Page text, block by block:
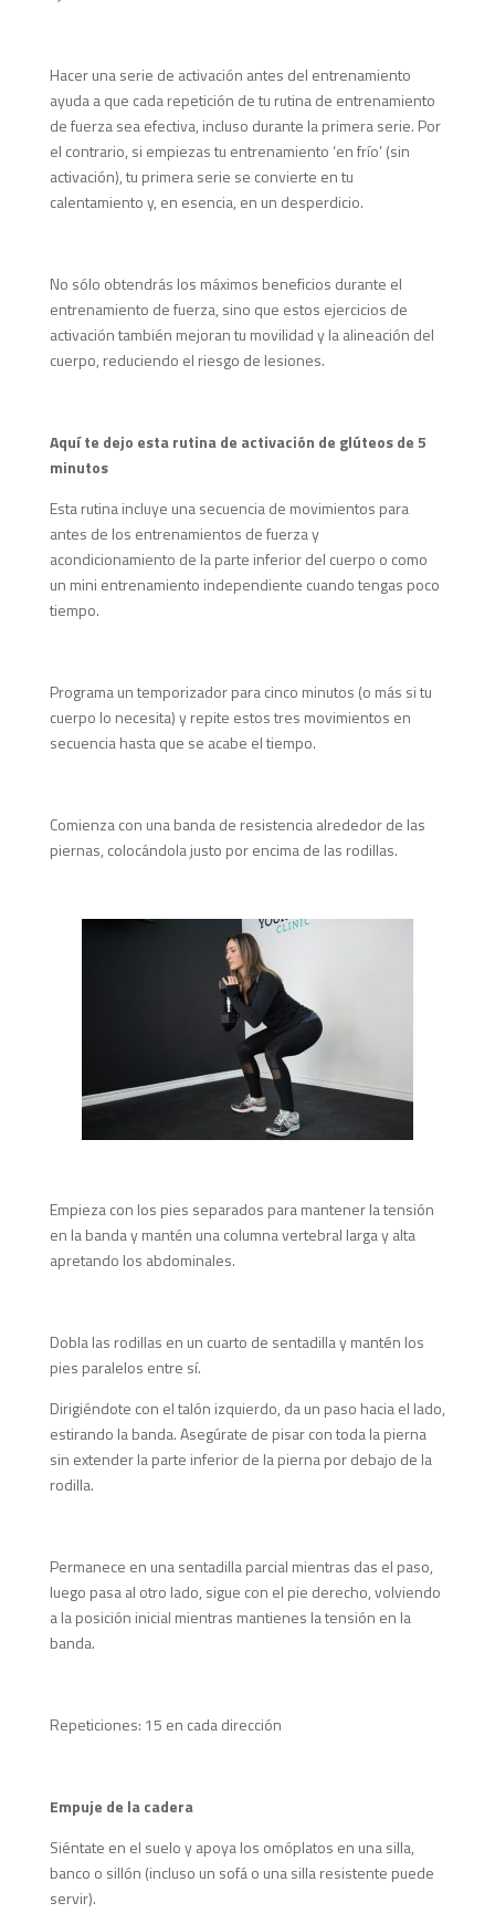
Hacer una serie de activación antes del entrenamiento
ayuda a que cada repetición de tu rutina de entrenamiento
de fuerza sea efectiva, incluso durante la primera serie. Por
el contrario, si empiezas tu entrenamiento ‘en frío’ (sin
activación), tu primera serie se convierte en tu
calentamiento y, en esencia, en un desperdicio.
No sólo obtendrás los máximos beneficios durante el
entrenamiento de fuerza, sino que estos ejercicios de
activación también mejoran tu movilidad y la alineación del
cuerpo, reduciendo el riesgo de lesiones.
Aquí te dejo esta rutina de activación de glúteos de 5
minutos
Esta rutina incluye una secuencia de movimientos para
antes de los entrenamientos de fuerza y
acondicionamiento de la parte inferior del cuerpo o como
un mini entrenamiento independiente cuando tengas poco
tiempo.
Programa un temporizador para cinco minutos (o más si tu
cuerpo lo necesita) y repite estos tres movimientos en
secuencia hasta que se acabe el tiempo.
Comienza con una banda de resistencia alrededor de las
piernas, colocándola justo por encima de las rodillas.
Empieza con los pies separados para mantener la tensión
en la banda y mantén una columna vertebral larga y alta
apretando los abdominales.
Dobla las rodillas en un cuarto de sentadilla y mantén los
pies paralelos entre sí.
Dirigiéndote con el talón izquierdo, da un paso hacia el lado,
estirando la banda. Asegúrate de pisar con toda la pierna
sin extender la parte inferior de la pierna por debajo de la
rodilla.
Permanece en una sentadilla parcial mientras das el paso,
luego pasa al otro lado, sigue con el pie derecho, volviendo
a la posición inicial mientras mantienes la tensión en la
banda.
Repeticiones: 15 en cada dirección
Empuje de la cadera
Siéntate en el suelo y apoya los omóplatos en una silla,
banco o sillón (incluso un sofá o una silla resistente puede
servir).